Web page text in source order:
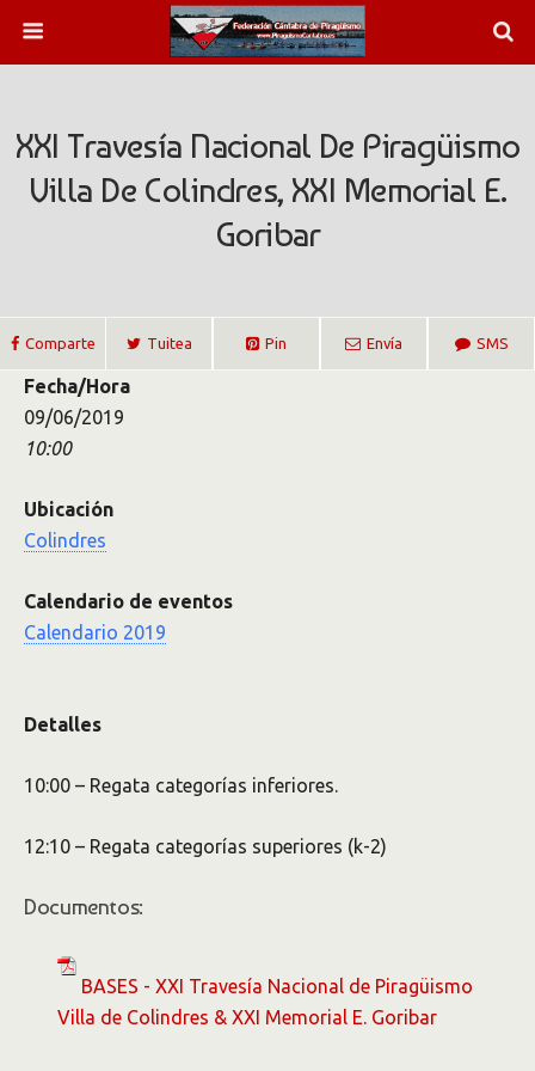
XXI Travesía Nacional De Piragüismo
Villa De Colindres, XXI Memorial E.
Goribar
Comparte Tuitea Pin Envía SMS
Fecha/Hora
09/06/2019
10:00
Ubicación
Colindres
Calendario de eventos
Calendario 2019
Detalles
10:00 – Regata categorías inferiores.
12:10 – Regata categorías superiores (k-2)
Documentos:
BASES - XXI Travesía Nacional de Piragüismo
Villa de Colindres & XXI Memorial E. Goribar